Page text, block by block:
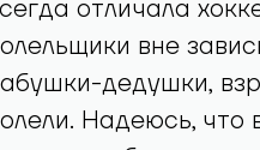
отличала
вне
дедушки,
Надеюсь, что